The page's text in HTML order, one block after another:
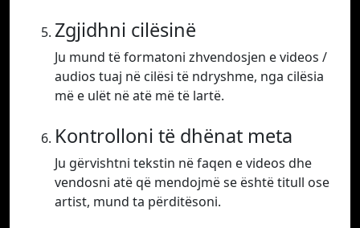
Zgjidhni cilësinë
Ju mund të formatoni zhvendosjen e videos /
audios tuaj në cilësi të ndryshme, nga cilësia
më e ulët në atë më të lartë.
Kontrolloni të dhënat meta
Ju gërvishtni tekstin në faqen e videos dhe
vendosni atë që mendojmë se është titull ose
artist, mund ta përditësoni.